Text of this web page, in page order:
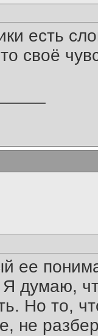
есть
своё
ее
думаю,
Но то,
не